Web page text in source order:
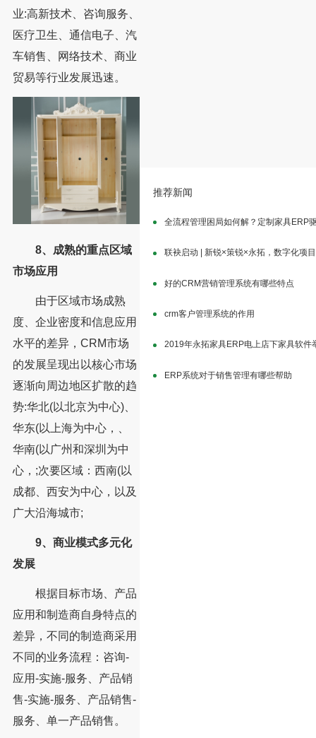
业:高新技术、咨询服务、
医疗卫生、通信电子、汽
车销售、网络技术、商业
贸易等行业发展迅速。
8、成熟的重点区域
市场应用
由于区域市场成熟
度、企业密度和信息应用
水平的差异，CRM市场
的发展呈现出以核心市场
逐渐向周边地区扩散的趋
势:华北(以北京为中心)、
华东(以上海为中心，、
华南(以广州和深圳为中
心，;次要区域：西南(以
成都、西安为中心，以及
广大沿海城市;
9、商业模式多元化
发展
根据目标市场、产品
应用和制造商自身特点的
差异，不同的制造商采用
不同的业务流程：咨询-
应用-实施-服务、产品销
售-实施-服务、产品销售-
服务、单一产品销售。
推荐新闻
全流程管理困局如何解？定制家具ERP
联袂启动 | 新锐×策锐×永拓，数字化项
好的CRM营销管理系统有哪些特点
crm客户管理系统的作用
2019年永拓家具ERP电上店下家具软件
ERP系统对于销售管理有哪些帮助